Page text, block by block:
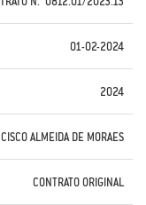
01-02-2024
2024
ALMEIDA DE MORAES
CONTRATO ORIGINAL